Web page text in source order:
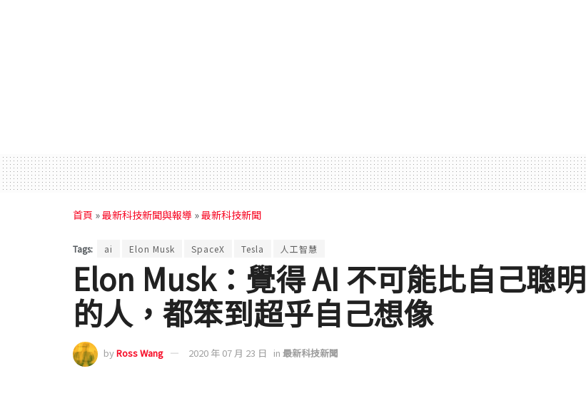
首頁 »最新科技新聞與報導 »最新科技新聞
Tags: ai Elon Musk SpaceX Tesla 人工智慧
Elon Musk：覺得 AI 不可能比自己聰明
的人，都笨到超乎自己想像
byRoss Wang 2020 年 07 月 23 日 in 最新科技新聞